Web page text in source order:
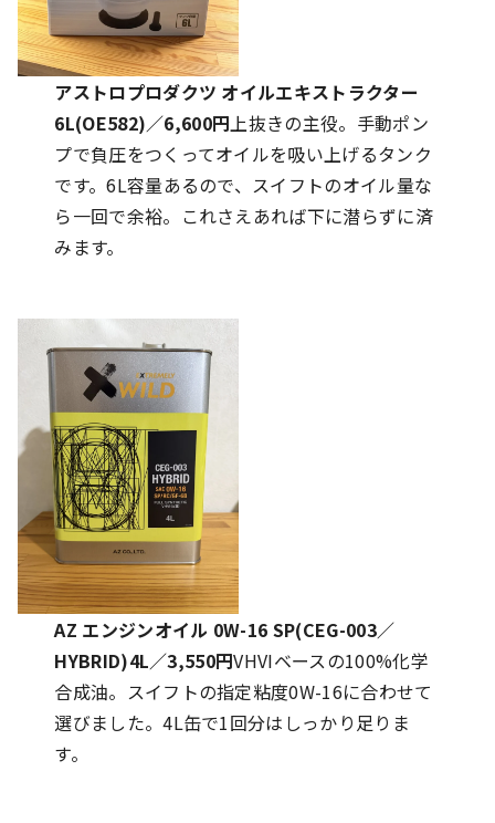
アストロプロダクツ オイルエキストラクター
6L(OE582)／6,600円上抜きの主役。手動ポン
プで負圧をつくってオイルを吸い上げるタンク
です。6L容量あるので、スイフトのオイル量な
ら一回で余裕。これさえあれば下に潜らずに済
みます。
AZ エンジンオイル 0W-16 SP(CEG-003／
HYBRID)4L／3,550円VHVIベースの100%化学
合成油。スイフトの指定粘度0W-16に合わせて
選びました。4L缶で1回分はしっかり足りま
す。